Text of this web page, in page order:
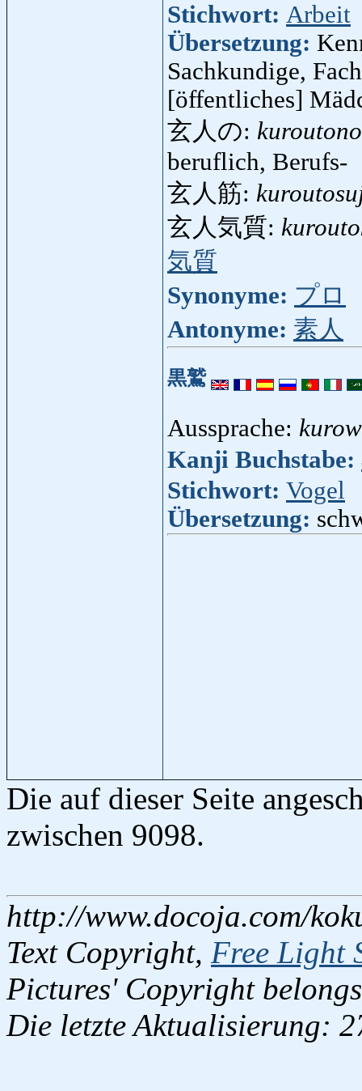
Stichwort: Arbeit
Übersetzung:
Sachkundige,
[öffentliches]
玄人の: kuroutono
beruflich, Berufs-
玄人筋:
玄人気質:
気質
Synonyme: プロ
Antonyme: 素人
黒鷲
Aussprache:
Kanji Buchstabe:
Stichwort: Vogel
Übersetzung:
Die auf dieser Seite
zwischen 9098.
http://www.docoja.com/
Text Copyright, Free Light
Pictures' Copyright
Die letzte Aktualisierung: